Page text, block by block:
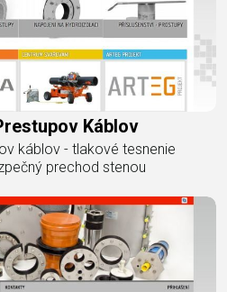
Káblov
káblov - tlakové tesnenie
prechod stenou